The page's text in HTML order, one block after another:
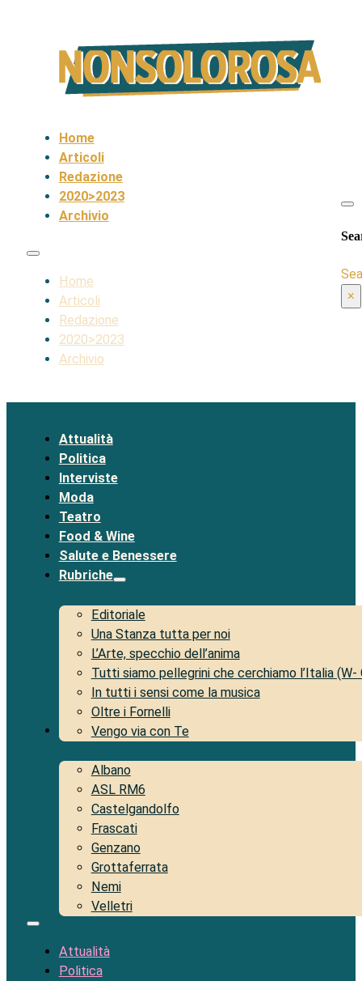
Home
Articoli
Redazione
2020>2023
Archivio
Home
Articoli
Redazione
2020>2023
Archivio
×
Attualità
Politica
Interviste
Moda
Teatro
Food & Wine
Salute e Benessere
Rubriche
Editoriale
Una Stanza tutta per noi
L’Arte, specchio dell’anima
Tutti siamo pellegrini che cerchiamo l’Italia (W-
In tutti i sensi come la musica
Oltre i Fornelli
Vengo via con Te
Territorio
Albano
ASL RM6
Castelgandolfo
Frascati
Genzano
Grottaferrata
Nemi
Velletri
Attualità
Politica